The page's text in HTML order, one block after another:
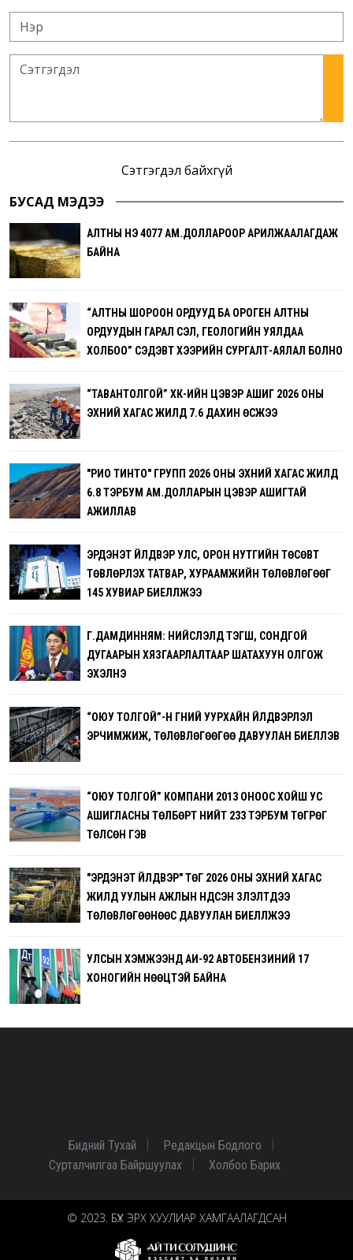
Сэтгэгдэл байхгүй
БУСАД МЭДЭЭ
АЛТНЫ ҮНЭ 4077 АМ.ДОЛЛАРООР АРИЛЖААЛАГДАЖ
БАЙНА
“АЛТНЫ ШОРООН ОРДУУД БА ОРОГЕН АЛТНЫ
ОРДУУДЫН ГАРАЛ ҮҮСЭЛ, ГЕОЛОГИЙН УЯЛДАА
ХОЛБОО” СЭДЭВТ ХЭЭРИЙН СУРГАЛТ-АЯЛАЛ БОЛНО
“ТАВАНТОЛГОЙ” ХК-ИЙН ЦЭВЭР АШИГ 2026 ОНЫ
ЭХНИЙ ХАГАС ЖИЛД 7.6 ДАХИН ӨСЖЭЭ
"РИО ТИНТО" ГРУПП 2026 ОНЫ ЭХНИЙ ХАГАС ЖИЛД
6.8 ТЭРБУМ АМ.ДОЛЛАРЫН ЦЭВЭР АШИГТАЙ
АЖИЛЛАВ
ЭРДЭНЭТ ҮЙЛДВЭР УЛС, ОРОН НУТГИЙН ТӨСӨВТ
ТӨВЛӨРҮҮЛЭХ ТАТВАР, ХУРААМЖИЙН ТӨЛӨВЛӨГӨӨГ
145 ХУВИАР БИЕЛҮҮЛЖЭЭ
Г.ДАМДИННЯМ: НИЙСЛЭЛД ТЭГШ, СОНДГОЙ
ДУГААРЫН ХЯЗГААРЛАЛТААР ШАТАХУУН ОЛГОЖ
ЭХЭЛНЭ
“ОЮУ ТОЛГОЙ”-Н ГҮНИЙ УУРХАЙН ҮЙЛДВЭРЛЭЛ
ЭРЧИМЖИЖ, ТӨЛӨВЛӨГӨӨГӨӨ ДАВУУЛАН БИЕЛҮҮЛЭВ
“ОЮУ ТОЛГОЙ” КОМПАНИ 2013 ОНООС ХОЙШ УС
АШИГЛАСНЫ ТӨЛБӨРТ НИЙТ 233 ТЭРБУМ ТӨГРӨГ
ТӨЛСӨН ГЭВ
"ЭРДЭНЭТ ҮЙЛДВЭР" ТӨҮГ 2026 ОНЫ ЭХНИЙ ХАГАС
ЖИЛД УУЛЫН АЖЛЫН ҮНДСЭН ҮЗҮҮЛЭЛТҮҮДЭЭ
ТӨЛӨВЛӨГӨӨНӨӨС ДАВУУЛАН БИЕЛҮҮЛЖЭЭ
УЛСЫН ХЭМЖЭЭНД АИ-92 АВТОБЕНЗИНИЙ 17
ХОНОГИЙН НӨӨЦТЭЙ БАЙНА
Бидний Тухай
Редакцын Бодлого
Сурталчилгаа Байршуулах
Холбоо Барих
© 2023. БҮХ ЭРХ ХУУЛИАР ХАМГААЛАГДСАН